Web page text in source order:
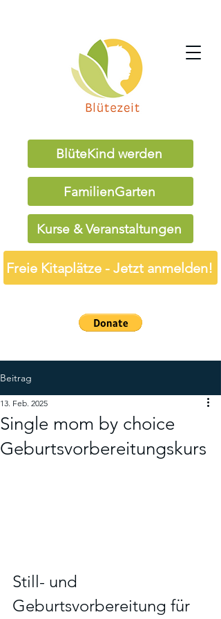
BlüteKind werden
FamilienGarten
Kurse & Veranstaltungen
Freie Kitaplätze - Jetzt anmelden!
Beitrag
Single mom by choice
Geburtsvorbereitungskurs
13. Feb. 2025
Still- und
Geburtsvorbereitung für